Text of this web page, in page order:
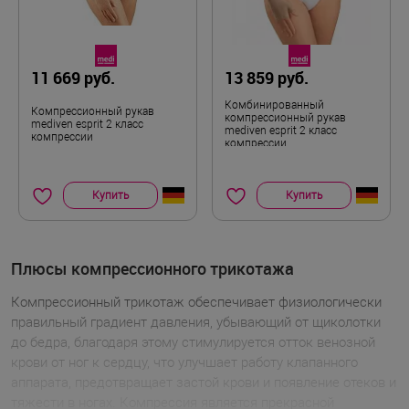
11 669 руб.
Компрессионный рукав
mediven esprit 2 класс
компрессии
Купить
13 859 руб.
Комбинированный
компрессионный рукав
mediven esprit 2 класс
компрессии
Купить
Плюсы компрессионного трикотажа
Компрессионный трикотаж обеспечивает физиологически
правильный градиент давления, убывающий от щиколотки
до бедра, благодаря этому стимулируется отток венозной
крови от ног к сердцу, что улучшает работу клапанного